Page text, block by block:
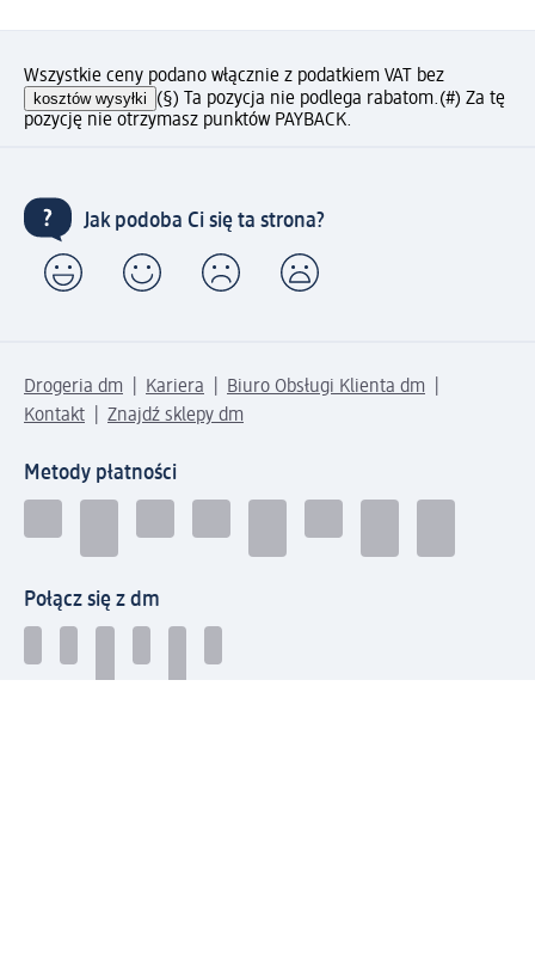
Wszystkie ceny podano włącznie z podatkiem VAT bez
kosztów wysyłki (§) Ta pozycja nie podlega rabatom.(#) Za tę
pozycję nie otrzymasz punktów PAYBACK.
Jak podoba Ci się ta strona?
Drogeria dm Kariera
Biuro Obsługi Klienta dm
Kontakt
Znajdź sklepy dm
Metody płatności
Połącz się z dm